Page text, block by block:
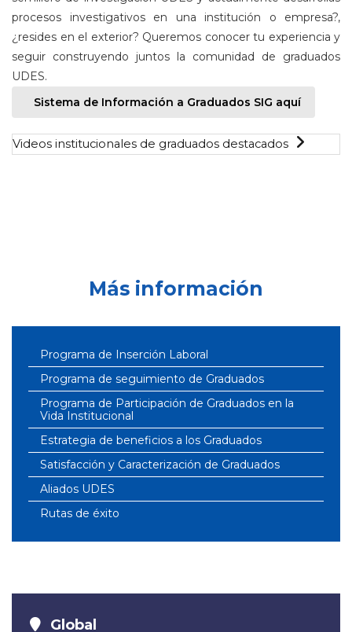
procesos investigativos en una institución o empresa?,
¿resides en el exterior? Queremos conocer tu experiencia y
seguir construyendo juntos la comunidad de graduados
UDES.
Sistema de Información a Graduados SIG aquí
Videos institucionales de graduados destacados
Más información
Programa de Inserción Laboral
Programa de seguimiento de Graduados
Programa de Participación de Graduados en la
Vida Institucional
Estrategia de beneficios a los Graduados
Satisfacción y Caracterización de Graduados
Aliados UDES
Rutas de éxito
Global